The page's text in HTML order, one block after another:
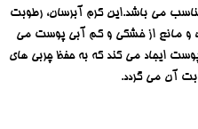
می باشد.این کرم آبرسان، رطوبت
و مانع از خشکی و کم آبی پوست می
ایجاد می کند که به حفظ چربی های
آن می گردد.